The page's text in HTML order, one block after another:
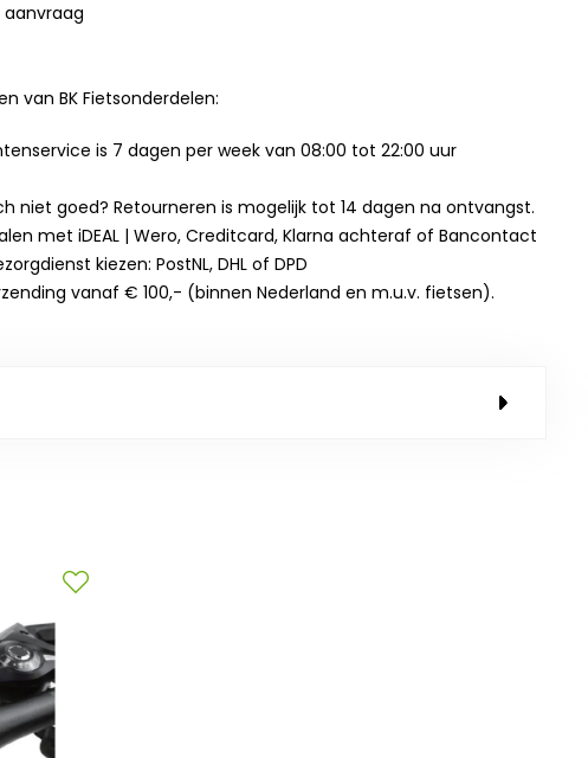
aanvraag
van BK Fietsonderdelen:
is 7 dagen per week van 08:00 tot 22:00 uur
niet goed? Retourneren is mogelijk tot 14 dagen na ontvangst.
met iDEAL | Wero, Creditcard, Klarna achteraf of Bancontact
kiezen: PostNL, DHL of DPD
vanaf € 100,- (binnen Nederland en m.u.v. fietsen).